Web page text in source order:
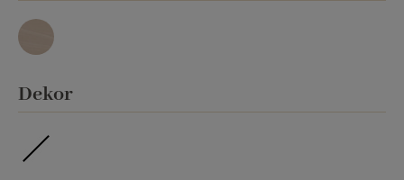
Granit
Dekorauswählen